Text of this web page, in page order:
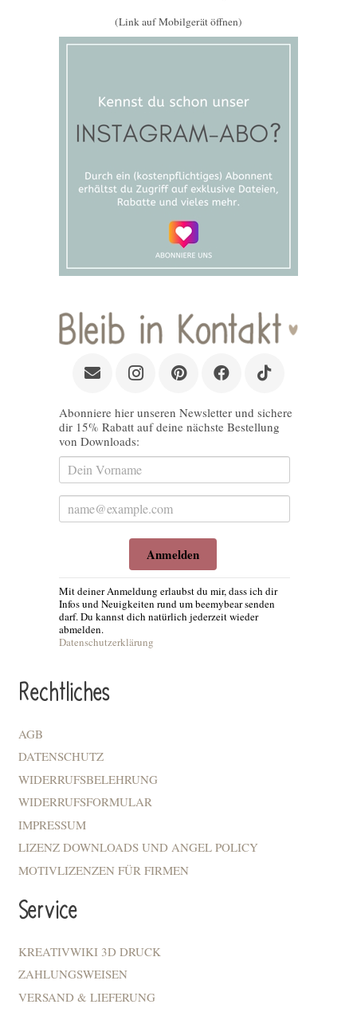
(Link auf Mobilgerät öffnen)
Abonniere hier unseren Newsletter und sichere
dir 15% Rabatt auf deine nächste Bestellung
von Downloads:
Anmelden
Mit deiner Anmeldung erlaubst du mir, dass ich dir
Infos und Neuigkeiten rund um beemybear senden
darf. Du kannst dich natürlich jederzeit wieder
abmelden.
Datenschutzerklärung
Rechtliches
AGB
DATENSCHUTZ
WIDERRUFSBELEHRUNG
WIDERRUFSFORMULAR
IMPRESSUM
LIZENZ DOWNLOADS UND ANGEL POLICY
MOTIVLIZENZEN FÜR FIRMEN
Service
KREATIVWIKI 3D DRUCK
ZAHLUNGSWEISEN
VERSAND & LIEFERUNG